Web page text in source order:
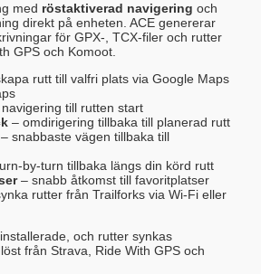
med röstaktiverad navigering och
direkt på enheten. ACE genererar
för GPX-, TCX-filer och rutter
GPS och Komoot.
rutt till valfri plats via Google Maps
till rutten start
– omdirigering tillbaka till planerad rutt
– snabbaste vägen tillbaka till
by-turn tillbaka längs din körd rutt
– snabb åtkomst till favoritplatser
rutter från Trailforks via Wi-Fi eller
och rutter synkas
från Strava, Ride With GPS och